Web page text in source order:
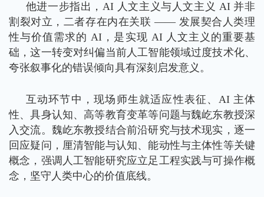
他进一步指出，AI 人文主义与人文主义 AI 并非
割裂对立，二者存在内在关联 —— 发展契合人类理
性与价值需求的 AI，是实现 AI 人文主义的重要基
础，这一转变对纠偏当前人工智能领域过度技术化、
夸张叙事化的错误倾向具有深刻启发意义。
互动环节中，现场师生就适应性表征、AI 主体
性、具身认知、高等教育变革等问题与魏屹东教授深
入交流。魏屹东教授结合前沿研究与技术现实，逐一
回应疑问，厘清智能与认知、能动性与主体性等关键
概念，强调人工智能研究应立足工程实践与可操作概
念，坚守人类中心的价值底线。